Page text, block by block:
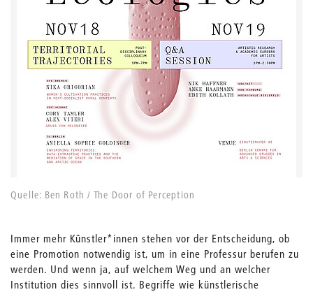
Quelle: Ben Roth / The Door of Perception
Immer mehr Künstler*innen stehen vor der Entscheidung, ob
eine Promotion notwendig ist, um in eine Professur berufen zu
werden. Und wenn ja, auf welchem Weg und an welcher
Institution dies sinnvoll ist. Begriffe wie künstlerische